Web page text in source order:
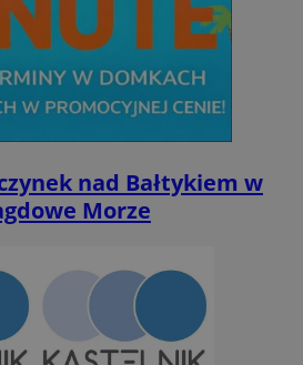
nad Bałtykiem w
Morze